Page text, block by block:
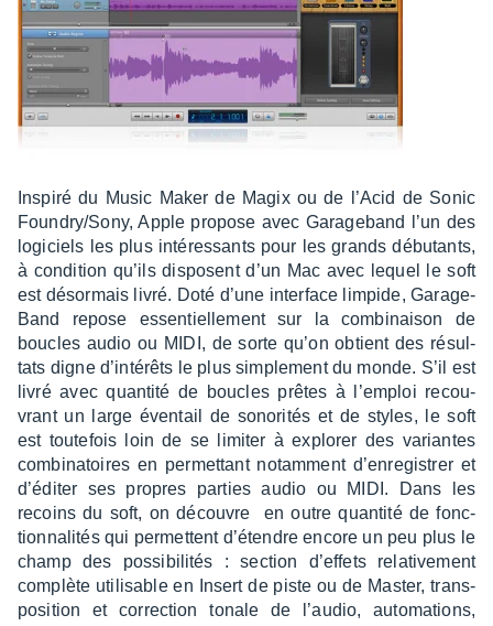
Inspiré du Music Maker de Magix ou de l’Acid de Sonic
Foun­dry/Sony, Apple propose avec Gara­ge­band l’un des
logi­ciels les plus inté­res­sants pour les grands débu­tants,
à condi­tion qu’ils disposent d’un Mac avec lequel le soft
est désor­mais livré. Doté d’une inter­face limpide, Gara­ge­
Band repose essen­tiel­le­ment sur la combi­nai­son de
boucles audio ou MIDI, de sorte qu’on obtient des résul­
tats digne d’in­té­rêts le plus simple­ment du monde. S’il est
livré avec quan­tité de boucles prêtes à l’em­ploi recou­
vrant un large éven­tail de sono­ri­tés et de styles, le soft
est toute­fois loin de se limi­ter à explo­rer des variantes
combi­na­toires en permet­tant notam­ment d’en­re­gis­trer et
d’édi­ter ses propres parties audio ou MIDI. Dans les
recoins du soft, on découvre en outre quan­tité de fonc­
tion­na­li­tés qui permettent d’étendre encore un peu plus le
champ des possi­bi­li­tés : section d’ef­fets rela­ti­ve­ment
complète utili­sable en Insert de piste ou de Master, trans­
po­si­tion et correc­tion tonale de l’au­dio, auto­ma­tions,